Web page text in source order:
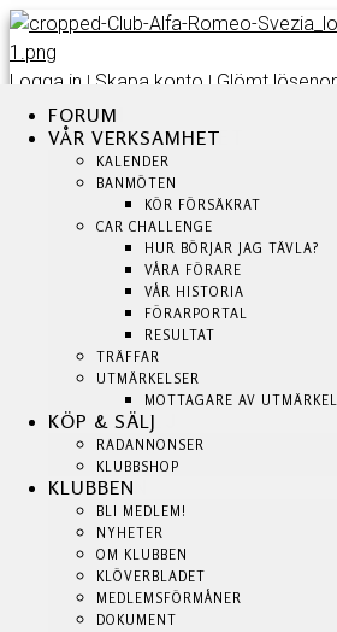
Logga in | Skapa konto | Glömt
FORUM
VÅR VERKSAMHET
KALENDER
BANMÖTEN
KÖR FÖRSÄKRAT
CAR CHALLENGE
HUR BÖRJAR JAG
VÅRA FÖRARE
VÅR HISTORIA
FÖRARPORTAL
RESULTAT
TRÄFFAR
UTMÄRKELSER
MOTTAGARE AV
KÖP & SÄLJ
RADANNONSER
KLUBBSHOP
KLUBBEN
BLI MEDLEM!
NYHETER
FORUM
VÅR VERKSAMHET
KALENDER
BANMÖTEN
KÖR FÖRSÄKRAT
CAR CHALLENGE
HUR BÖRJAR JAG TÄVLA?
VÅRA FÖRARE
VÅR HISTORIA
FÖRARPORTAL
RESULTAT
TRÄFFAR
UTMÄRKELSER
MOTTAGARE AV
KÖP & SÄLJ
RADANNONSER
KLUBBSHOP
KLUBBEN
BLI MEDLEM!
NYHETER
OM KLUBBEN
KLÖVERBLADET
MEDLEMSFÖRMÅNER
DOKUMENT
FORUM
VÅR VERKSAMHET
KALENDER
BANMÖTEN
KÖR FÖRSÄKRAT
CAR CHALLENGE
HUR BÖRJAR JAG TÄVLA?
VÅRA FÖRARE
VÅR HISTORIA
FÖRARPORTAL
RESULTAT
TRÄFFAR
UTMÄRKELSER
MOTTAGARE AV
KÖP & SÄLJ
RADANNONSER
KLUBBSHOP
KLUBBEN
BLI MEDLEM!
NYHETER
OM KLUBBEN
KLÖVERBLADET
MEDLEMSFÖRMÅNER
DOKUMENT